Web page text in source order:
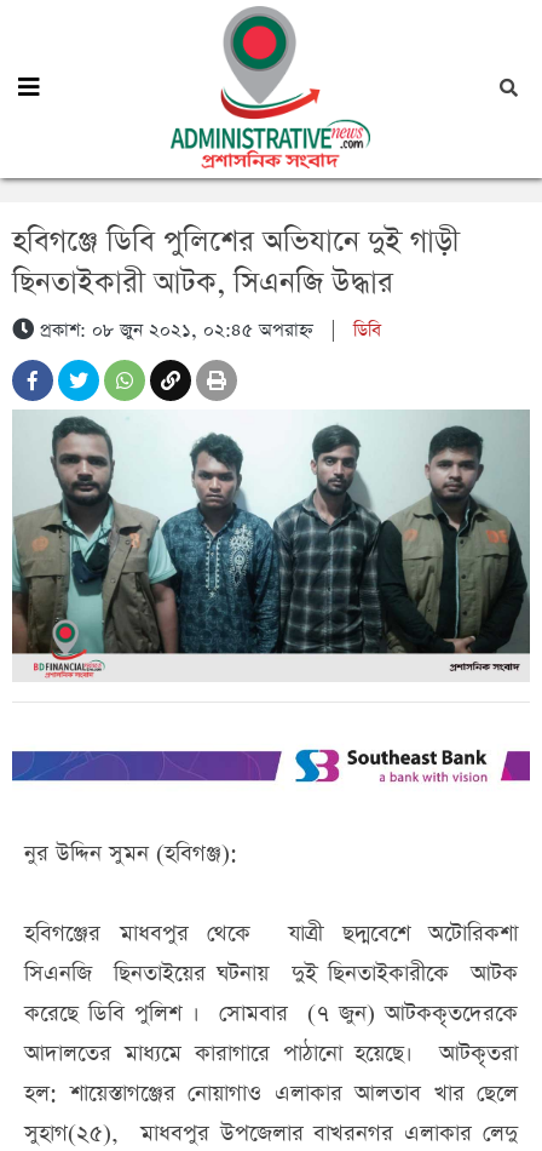
হবিগঞ্জে ডিবি পুলিশের অভিযানে দুই গাড়ী
ছিনতাইকারী আটক, সিএনজি উদ্ধার
প্রকাশ: ০৮ জুন ২০২১, ০২:৪৫ অপরাহ্ন|ডিবি
নুর উদ্দিন সুমন (হবিগঞ্জ):
হবিগঞ্জের মাধবপুর থেকে যাত্রী ছদ্মবেশে অটোরিকশা
সিএনজি ছিনতাইয়ের ঘটনায় দুই ছিনতাইকারীকে আটক
করেছে ডিবি পুলিশ । সোমবার (৭ জুন) আটককৃতদেরকে
আদালতের মাধ্যমে কারাগারে পাঠানো হয়েছে। আটকৃতরা
হল: শায়েস্তাগঞ্জের নোয়াগাও এলাকার আলতাব খার ছেলে
সুহাগ(২৫), মাধবপুর উপজেলার বাখরনগর এলাকার লেদু